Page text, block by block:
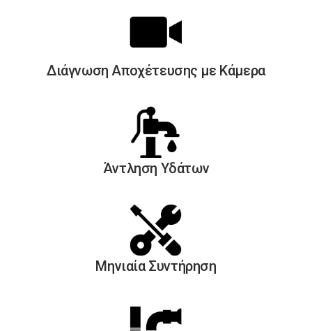
Διάγνωση Aποχέτευσης με Kάμερα
Άντληση Yδάτων
Μηνιαία Συντήρηση